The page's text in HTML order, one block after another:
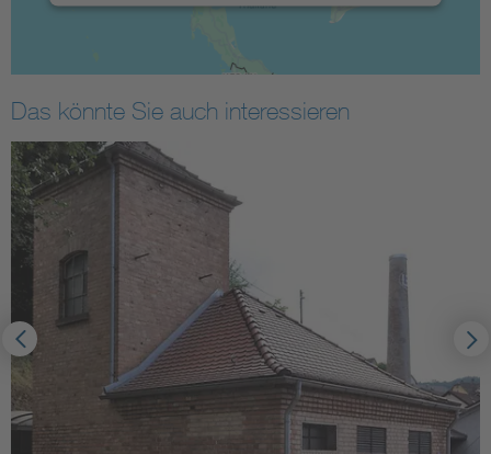
Das könnte Sie auch interessieren